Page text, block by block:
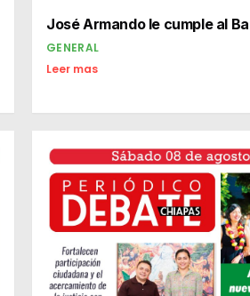
José Armando le cumple al
GENERAL
Leer mas